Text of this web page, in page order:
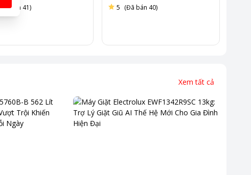
bán 41) 5 (Đã bán 40)
Xem tất cả